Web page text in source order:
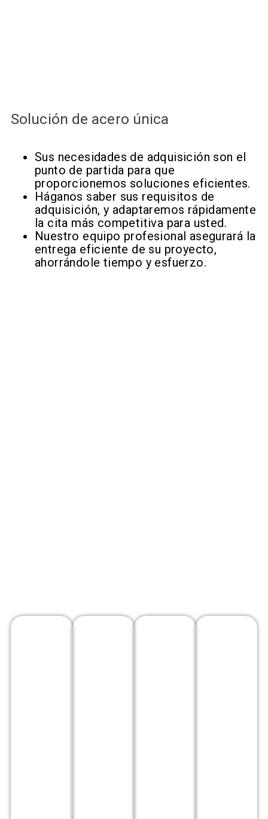
Solución de acero única
Sus necesidades de adquisición son el
punto de partida para que
proporcionemos soluciones eficientes.
Háganos saber sus requisitos de
adquisición, y adaptaremos rápidamente
la cita más competitiva para usted.
Nuestro equipo profesional asegurará la
entrega eficiente de su proyecto,
ahorrándole tiempo y esfuerzo.